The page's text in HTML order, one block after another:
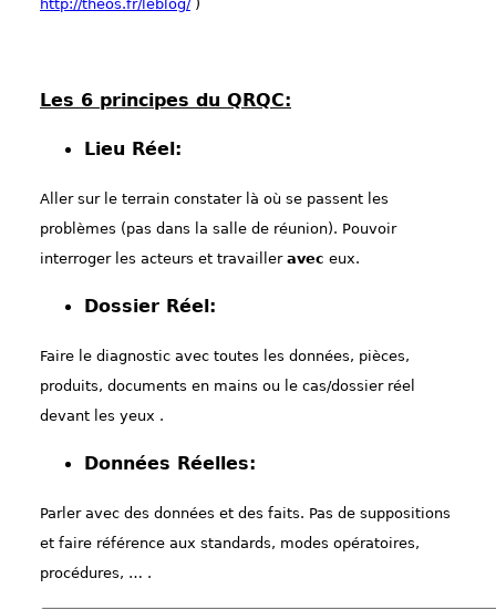
http://theos.fr/leblog/)
Les 6 principes du QRQC:
Lieu Réel:
Aller sur le terrain constater là où se passent les
problèmes (pas dans la salle de réunion). Pouvoir
interroger les acteurs et travailler avec eux.
Dossier Réel:
Faire le diagnostic avec toutes les données, pièces,
produits, documents en mains ou le cas/dossier réel
devant les yeux .
Données Réelles:
Parler avec des données et des faits. Pas de suppositions
et faire référence aux standards, modes opératoires,
procédures, … .